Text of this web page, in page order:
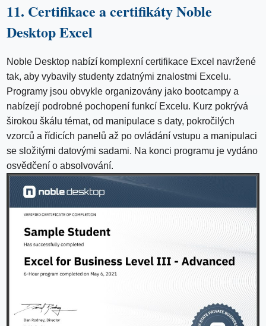
11. Certifikace a certifikáty Noble
Desktop Excel
Noble Desktop nabízí komplexní certifikace Excel navržené
tak, aby vybavily studenty zdatnými znalostmi Excelu.
Programy jsou obvykle organizovány jako bootcampy a
nabízejí podrobné pochopení funkcí Excelu. Kurz pokrývá
širokou škálu témat, od manipulace s daty, pokročilých
vzorců a řídicích panelů až po ovládání vstupu a manipulaci
se složitými datovými sadami. Na konci programu je vydáno
osvědčení o absolvování.